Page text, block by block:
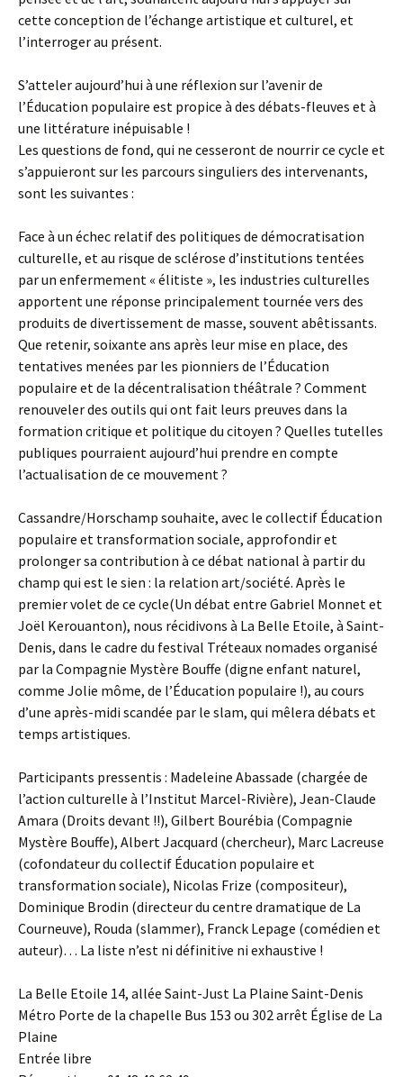
cette conception de l’échange artistique et culturel, et
l’interroger au présent.
S’atteler aujourd’hui à une réflexion sur l’avenir de
l’Éducation populaire est propice à des débats-fleuves et à
une littérature inépuisable !
Les questions de fond, qui ne cesseront de nourrir ce cycle et
s’appuieront sur les parcours singuliers des intervenants,
sont les suivantes :
Face à un échec relatif des politiques de démocratisation
culturelle, et au risque de sclérose d’institutions tentées
par un enfermement « élitiste », les industries culturelles
apportent une réponse principalement tournée vers des
produits de divertissement de masse, souvent abêtissants.
Que retenir, soixante ans après leur mise en place, des
tentatives menées par les pionniers de l’Éducation
populaire et de la décentralisation théâtrale ? Comment
renouveler des outils qui ont fait leurs preuves dans la
formation critique et politique du citoyen ? Quelles tutelles
publiques pourraient aujourd’hui prendre en compte
l’actualisation de ce mouvement ?
Cassandre/Horschamp souhaite, avec le collectif Éducation
populaire et transformation sociale, approfondir et
prolonger sa contribution à ce débat national à partir du
champ qui est le sien : la relation art/société. Après le
premier volet de ce cycle(Un débat entre Gabriel Monnet et
Joël Kerouanton), nous récidivons à La Belle Etoile, à Saint-
Denis, dans le cadre du festival Tréteaux nomades organisé
par la Compagnie Mystère Bouffe (digne enfant naturel,
comme Jolie môme, de l’Éducation populaire !), au cours
d’une après-midi scandée par le slam, qui mêlera débats et
temps artistiques.
Participants pressentis : Madeleine Abassade (chargée de
l’action culturelle à l’Institut Marcel-Rivière), Jean-Claude
Amara (Droits devant !!), Gilbert Bourébia (Compagnie
Mystère Bouffe), Albert Jacquard (chercheur), Marc Lacreuse
(cofondateur du collectif Éducation populaire et
transformation sociale), Nicolas Frize (compositeur),
Dominique Brodin (directeur du centre dramatique de La
Courneuve), Rouda (slammer), Franck Lepage (comédien et
auteur)… La liste n’est ni définitive ni exhaustive !
La Belle Etoile 14, allée Saint-Just La Plaine Saint-Denis
Métro Porte de la chapelle Bus 153 ou 302 arrêt Église de La
Plaine
Entrée libre